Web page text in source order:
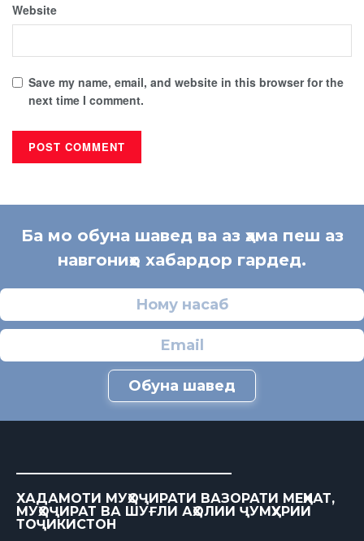
Website
Save my name, email, and website in this browser for the
next time I comment.
Ба мо обуна шавед ва аз ҳама пеш аз
навгониҳо хабардор гардед.
Обуна шавед
ХАДАМОТИ МУҲОҶИРАТИ ВАЗОРАТИ МЕҲНАТ,
МУҲОҶИРАТ ВА ШУҒЛИ АҲОЛИИ ҶУМҲУРИИ
ТОҶИКИСТОН